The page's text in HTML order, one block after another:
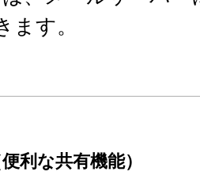
ます。
利な共有機能）